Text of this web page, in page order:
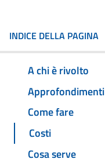
INDICE DELLA PAGINA
A chi è rivolto
Approfondimenti
Come fare
Costi
Cosa serve